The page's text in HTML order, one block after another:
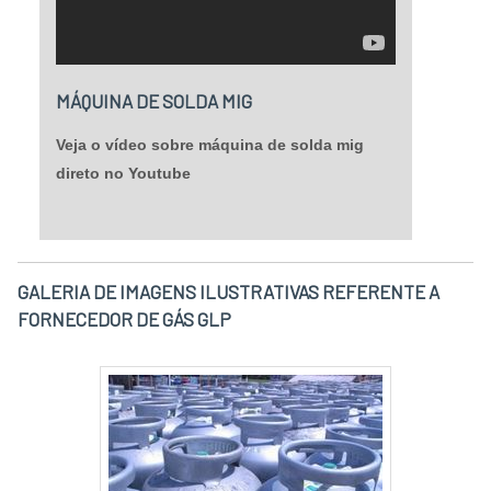
MÁQUINA DE SOLDA MIG
Veja o vídeo sobre máquina de solda mig
direto no Youtube
GALERIA DE IMAGENS ILUSTRATIVAS REFERENTE A
FORNECEDOR DE GÁS GLP